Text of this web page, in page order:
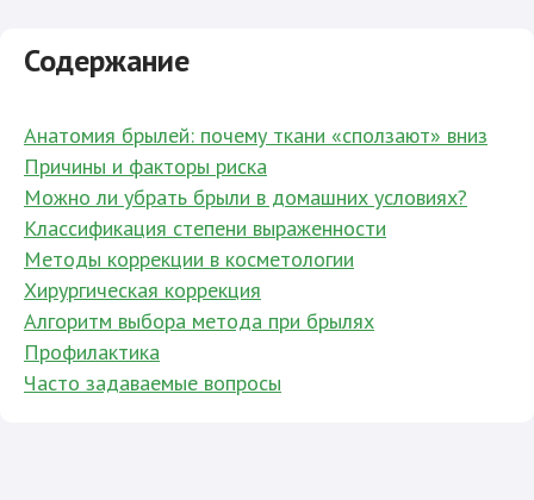
Содержание
Анатомия брылей: почему ткани «сползают» вниз
Причины и факторы риска
Можно ли убрать брыли в домашних условиях?
Классификация степени выраженности
Методы коррекции в косметологии
Хирургическая коррекция
Алгоритм выбора метода при брылях
Профилактика
Часто задаваемые вопросы